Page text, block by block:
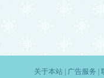
关于本站| 广告服务